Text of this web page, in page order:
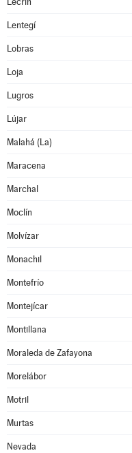
Lentegí
Lobras
Loja
Lugros
Lújar
Malahá (La)
Maracena
Marchal
Moclín
Molvízar
Monachil
Montefrío
Montejícar
Montillana
Moraleda de Zafayona
Morelábor
Motril
Murtas
Nevada